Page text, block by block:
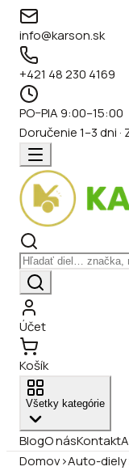
info@karson.sk
+421 48 230 4169
PO–PIA 9:00–15:00
Doručenie 1–3 dni
Účet
Košík
Všetky kategórie
BlogO násKontakt
Domov›Auto-diely